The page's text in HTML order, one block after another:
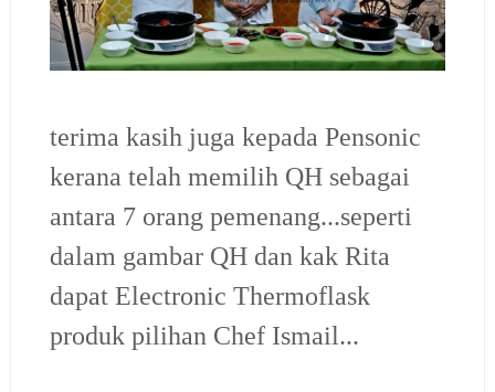
terima kasih juga kepada Pensonic
kerana telah memilih QH sebagai
antara 7 orang pemenang...seperti
dalam gambar QH dan kak Rita
dapat Electronic Thermoflask
produk pilihan Chef Ismail...